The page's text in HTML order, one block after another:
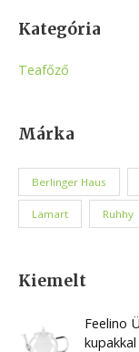
Kategória
Teafőző
Márka
Berlinger Haus
Lamart Ruhhy
Kiemelt
Feelino